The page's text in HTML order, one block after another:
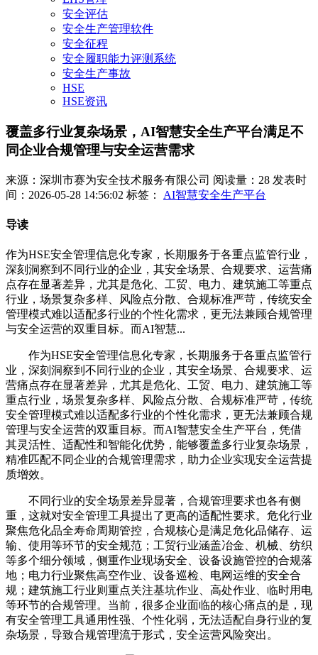
安全评估
安全生产管理软件
安全征程
安全履职能力评测系统
安全生产事故
HSE
HSE资讯
覆盖多行业复杂场景，AI智慧安全生产平台满足不
同企业合规管理与安全运营需求
来源：深圳市赛为安全技术服务有限公司 阅读量：28 发表时
间：2026-05-28 14:56:02 标签： AI智慧安全生产平台
导读
作为HSE安全管理信息化专家，长期服务于各重点监管行业，
深刻洞察到不同行业的企业，其安全场景、合规要求、运营痛
点存在显著差异，尤其是危化、工贸、电力、建筑施工等重点
行业，场景复杂多样、风险点分散、合规标准严苛，传统安全
管理模式难以适配多行业的个性化需求，更无法兼顾合规管理
与安全运营的双重目标。而AI智慧...
作为HSE安全管理信息化专家，长期服务于各重点监管行
业，深刻洞察到不同行业的企业，其安全场景、合规要求、运
营痛点存在显著差异，尤其是危化、工贸、电力、建筑施工等
重点行业，场景复杂多样、风险点分散、合规标准严苛，传统
安全管理模式难以适配多行业的个性化需求，更无法兼顾合规
管理与安全运营的双重目标。而AI智慧安全生产平台，凭借
其灵活性、适配性和智能化优势，能够覆盖多行业复杂场景，
精准匹配不同企业的合规管理需求，助力企业实现安全运营提
质增效。
不同行业的安全场景差异显著，合规管理要求也各有侧
重，这就对安全管理工具提出了更高的适配性要求。危化行业
聚焦危化品全寿命周期管控，合规核心是满足危化品储存、运
输、使用等环节的安全规范；工贸行业涵盖冶金、机械、纺织
等多个细分领域，侧重作业现场安全、设备设施管控的合规落
地；电力行业聚焦高空作业、设备巡检、电网运维的安全合
规；建筑施工行业则重点关注基坑作业、高处作业、临时用电
等环节的合规管理。当前，很多企业面临的核心痛点的是，现
有安全管理工具通用性强、个性化弱，无法适配自身行业的复
杂场景，导致合规管理流于形式，安全运营风险突出。